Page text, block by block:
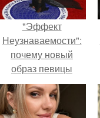
"Эффект
Неузнаваемости":
почему новый
образ певицы
вызвал споры о
гранях
возможного?